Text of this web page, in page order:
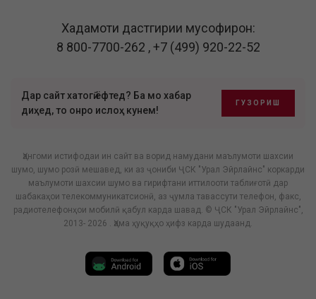
Хадамоти дастгирии мусофирон:
8 800-7700-262 ,+7 (499) 920-22-52
Дар сайт хатогӣ ёфтед? Ба мо хабар
диҳед, то онро ислоҳ кунем!
ГУЗОРИШ
Ҳангоми истифодаи ин сайт ва ворид намудани маълумоти шахсии
шумо, шумо розӣ мешавед, ки аз ҷониби ҶСК "Урал Эйрлайнс" коркарди
маълумоти шахсии шумо ва гирифтани иттилооти таблиғотӣ дар
шабакаҳои телекоммуникатсионӣ, аз ҷумла тавассути телефон, факс,
радиотелефонҳои мобилӣ қабул карда шавад. © ҶСК "Урал Эйрлайнс",
2013- 2026 . Ҳама ҳуқуқҳо ҳифз карда шудаанд.